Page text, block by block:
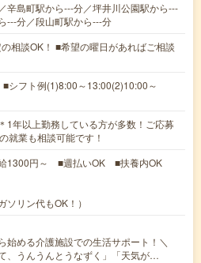
辛島町駅から---分／坪井川公園駅から---
---分／段山町駅から---分
相談OK！ ■希望の曜日があればご相談
■シフト例(1)8:00～13:00(2)10:00～
1年以上勤務している方が多数！ご応募
就業も相談可能です！
1300円～ ■週払いOK ■扶養内OK
ソリン代もOK！）
始める介護施設での生活サポート！＼
、うんうんとうなずく」「天気が…